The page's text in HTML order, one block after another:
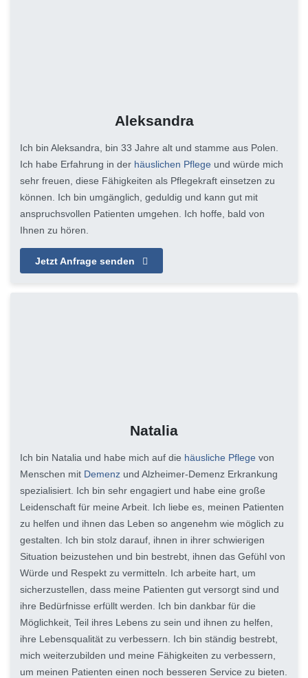
Aleksandra
Ich bin Aleksandra, bin 33 Jahre alt und stamme aus Polen.
Ich habe Erfahrung in der häuslichen Pflege und würde mich
sehr freuen, diese Fähigkeiten als Pflegekraft einsetzen zu
können. Ich bin umgänglich, geduldig und kann gut mit
anspruchsvollen Patienten umgehen. Ich hoffe, bald von
Ihnen zu hören.
Jetzt Anfrage senden
Natalia
Ich bin Natalia und habe mich auf die häusliche Pflege von
Menschen mit Demenz und Alzheimer-Demenz Erkrankung
spezialisiert. Ich bin sehr engagiert und habe eine große
Leidenschaft für meine Arbeit. Ich liebe es, meinen Patienten
zu helfen und ihnen das Leben so angenehm wie möglich zu
gestalten. Ich bin stolz darauf, ihnen in ihrer schwierigen
Situation beizustehen und bin bestrebt, ihnen das Gefühl von
Würde und Respekt zu vermitteln. Ich arbeite hart, um
sicherzustellen, dass meine Patienten gut versorgt sind und
ihre Bedürfnisse erfüllt werden. Ich bin dankbar für die
Möglichkeit, Teil ihres Lebens zu sein und ihnen zu helfen,
ihre Lebensqualität zu verbessern. Ich bin ständig bestrebt,
mich weiterzubilden und meine Fähigkeiten zu verbessern,
um meinen Patienten einen noch besseren Service zu bieten.